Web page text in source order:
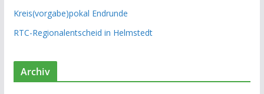
Kreis(vorgabe)pokal Endrunde
RTC-Regionalentscheid in Helmstedt
Archiv